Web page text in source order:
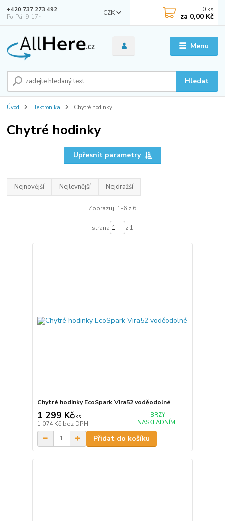
Menu
CZK
Hledat
+420 737 273 492
Po-Pá, 9-17h
0 ks
za 0,00 Kč
Úvod Elektronika Chytré hodinky
Chytré hodinky
Upřesnit parametry
Nejnovější Nejlevnější Nejdražší
Zobrazuji 1-6 z 6
strana z 1
Chytré hodinky EcoSpark Vira52 voděodolné
1 299 Kč/ks
1 074 Kč bez DPH
BRZY
NASKLADNÍME
Přidat do košíku